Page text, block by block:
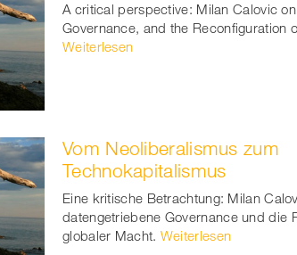
A critical perspective: Milan Calovic
Governance, and the Reconfiguration
Weiterlesen
Vom Neoliberalismus zum
Technokapitalismus
Eine kritische Betrachtung: Milan
datengetriebene Governance und die
globaler Macht. Weiterlesen